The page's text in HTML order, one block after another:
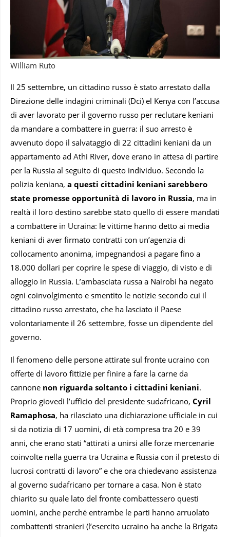
William Ruto
Il 25 settembre, un cittadino russo è stato arrestato dalla
Direzione delle indagini criminali (Dci) el Kenya con l’accusa
di aver lavorato per il governo russo per reclutare keniani
da mandare a combattere in guerra: il suo arresto è
avvenuto dopo il salvataggio di 22 cittadini keniani da un
appartamento ad Athi River, dove erano in attesa di partire
per la Russia al seguito di questo individuo. Secondo la
polizia keniana, a questi cittadini keniani sarebbero
state promesse opportunità di lavoro in Russia, ma in
realtà il loro destino sarebbe stato quello di essere mandati
a combattere in Ucraina: le vittime hanno detto ai media
keniani di aver firmato contratti con un’agenzia di
collocamento anonima, impegnandosi a pagare fino a
18.000 dollari per coprire le spese di viaggio, di visto e di
alloggio in Russia. L’ambasciata russa a Nairobi ha negato
ogni coinvolgimento e smentito le notizie secondo cui il
cittadino russo arrestato, che ha lasciato il Paese
volontariamente il 26 settembre, fosse un dipendente del
governo.
Il fenomeno delle persone attirate sul fronte ucraino con
offerte di lavoro fittizie per finire a fare la carne da
cannone non riguarda soltanto i cittadini keniani.
Proprio giovedì l’ufficio del presidente sudafricano, Cyril
Ramaphosa, ha rilasciato una dichiarazione ufficiale in cui
si da notizia di 17 uomini, di età compresa tra 20 e 39
anni, che erano stati “attirati a unirsi alle forze mercenarie
coinvolte nella guerra tra Ucraina e Russia con il pretesto di
lucrosi contratti di lavoro” e che ora chiedevano assistenza
al governo sudafricano per tornare a casa. Non è stato
chiarito su quale lato del fronte combattessero questi
uomini, anche perché entrambe le parti hanno arruolato
combattenti stranieri (l’esercito ucraino ha anche la Brigata